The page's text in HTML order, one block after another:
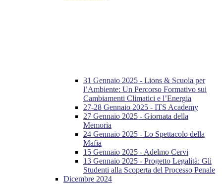
31 Gennaio 2025 - Lions & Scuola per
l’Ambiente: Un Percorso Formativo sui
Cambiamenti Climatici e l’Energia
27-28 Gennaio 2025 - ITS Academy
27 Gennaio 2025 - Giornata della
Memoria
24 Gennaio 2025 - Lo Spettacolo della
Mafia
15 Gennaio 2025 - Adelmo Cervi
13 Gennaio 2025 - Progetto Legalità: Gli
Studenti alla Scoperta del Processo Penale
Dicembre 2024